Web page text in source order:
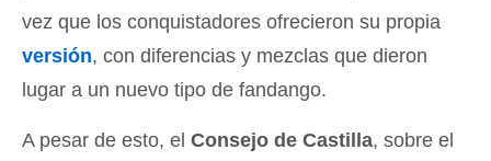
vez que los conquistadores ofrecieron su propia
versión, con diferencias y mezclas que dieron
lugar a un nuevo tipo de fandango.
A pesar de esto, el Consejo de Castilla, sobre el